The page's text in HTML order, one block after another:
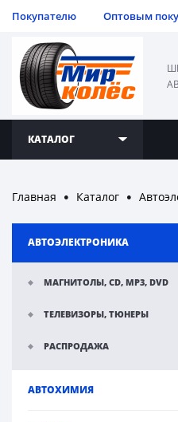
Покупателю Оптовым
КАТАЛОГ
Главная ● Каталог ●
АВТОЭЛЕКТРОНИКА
МАГНИТОЛЫ, CD, MP3, DVD
ТЕЛЕВИЗОРЫ, ТЮНЕРЫ
РАСПРОДАЖА
АВТОХИМИЯ